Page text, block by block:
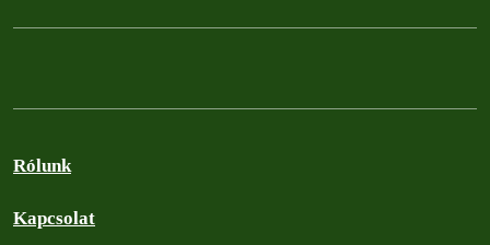
Rólunk
Kapcsolat